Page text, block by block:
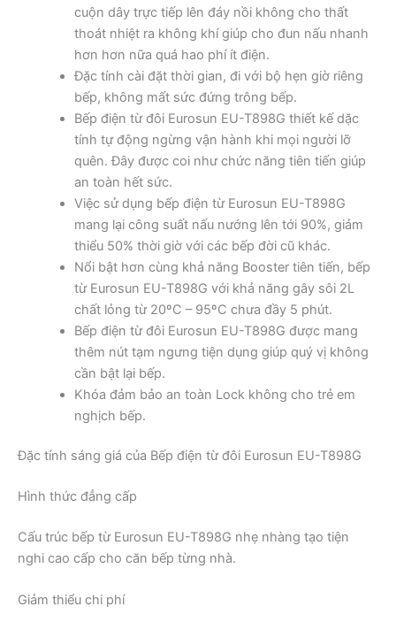
cuộn dây trực tiếp lên đáy nồi không cho thất
thoát nhiệt ra không khí giúp cho đun nấu nhanh
hơn hơn nữa quá hao phí ít điện.
Đặc tính cài đặt thời gian, đi với bộ hẹn giờ riêng
bếp, không mất sức đứng trông bếp.
Bếp điện từ đôi Eurosun EU-T898G thiết kế dặc
tính tự động ngừng vận hành khi mọi người lỡ
quên. Đây được coi như chức năng tiên tiến giúp
an toàn hết sức.
Việc sử dụng bếp điện từ Eurosun EU-T898G
mang lại công suất nấu nướng lên tới 90%, giảm
thiểu 50% thời giờ với các bếp đời cũ khác.
Nổi bật hơn cùng khả năng Booster tiên tiến, bếp
từ Eurosun EU-T898G với khả năng gây sôi 2L
chất lỏng từ 20ºC – 95ºC chưa đầy 5 phút.
Bếp điện từ đôi Eurosun EU-T898G được mang
thêm nút tạm ngưng tiện dụng giúp quý vị không
cần bật lại bếp.
Khóa đảm bảo an toàn Lock không cho trẻ em
nghịch bếp.
Đặc tính sáng giá của Bếp điện từ đôi Eurosun EU-T898G
Hình thức đẳng cấp
Cấu trúc bếp từ Eurosun EU-T898G nhẹ nhàng tạo tiện
nghi cao cấp cho căn bếp từng nhà.
Giảm thiểu chi phí